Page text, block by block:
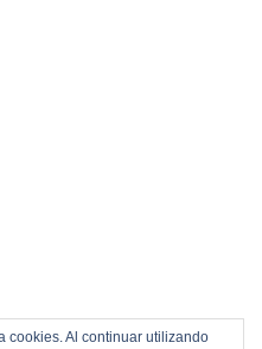
cookies. Al continuar utilizando